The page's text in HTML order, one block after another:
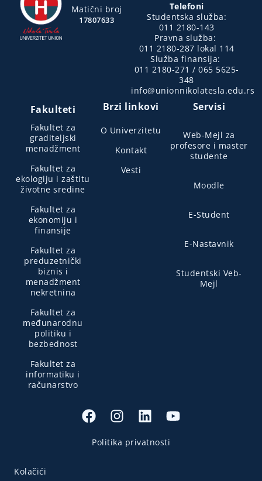
Matični broj
17807633
Telefoni
Studentska služba:
011 2180-143
Pravna služba:
011 2180-287 lokal 114
Služba finansija:
011 2180-271 / 065 5625-
348
info@unionnikolatesla.edu.rs
Fakulteti
Fakultet za
graditeljski
menadžment
Fakultet za
ekologiju i zaštitu
životne sredine
Fakultet za
ekonomiju i
finansije
Fakultet za
preduzetnički
biznis i
menadžment
nekretnina
Fakultet za
međunarodnu
politiku i
bezbednost
Fakultet za
informatiku i
računarstvo
Brzi linkovi
O Univerzitetu
Kontakt
Vesti
Servisi
Web-Mejl za
profesore i master
studente
Moodle
E-Student
E-Nastavnik
Studentski Veb-
Mejl
Politika privatnosti
Kolačići